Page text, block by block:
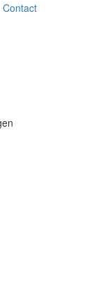
Contact